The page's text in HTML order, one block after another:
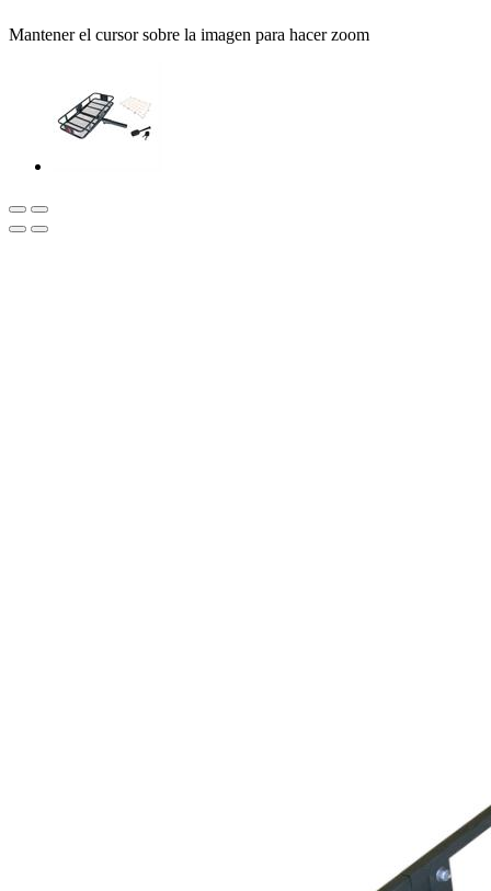
Mantener el cursor sobre la imagen para hacer zoom